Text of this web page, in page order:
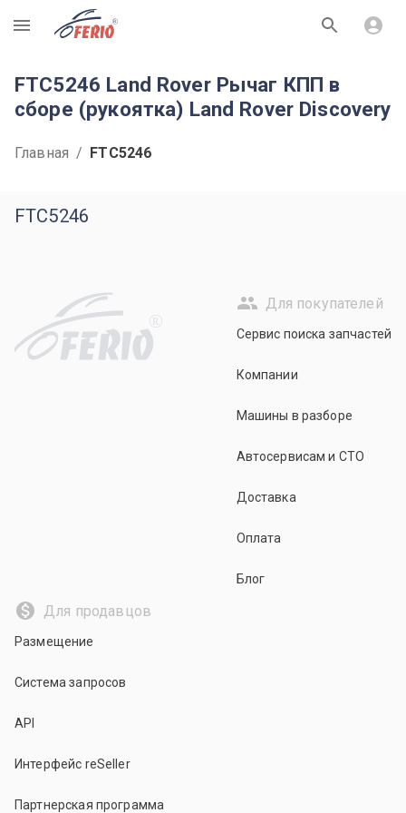
R
FTC5246 Land Rover Рычаг КПП в
сборе (рукоятка) Land Rover Discovery
Главная / FTC5246
FTC5246
R
Для покупателей
Сервис поиска запчастей
Компании
Машины в разборе
Автосервисам и СТО
Доставка
Оплата
Блог
Для продавцов
Размещение
Система запросов
API
Интерфейс reSeller
Партнерская программа